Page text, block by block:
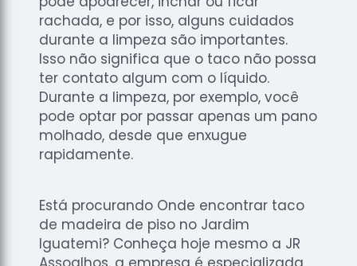
rachada, e por isso, alguns cuidados
durante a limpeza são importantes.
Isso não significa que o taco não possa
ter contato algum com o líquido.
Durante a limpeza, por exemplo, você
pode optar por passar apenas um pano
molhado, desde que enxugue
rapidamente.
Está procurando Onde encontrar taco
de madeira de piso no Jardim
Iguatemi? Conheça hoje mesmo a JR